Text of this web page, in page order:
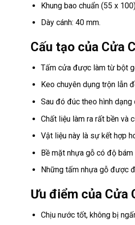
Khung bao chuẩn (55 x
Dày cánh: 40 mm.
Cấu tạo của Cửa
Tấm cửa được làm từ bột
Keo chuyên dụng trộn lẫn
Sau đó đúc theo hình dạng
Chất liệu làm ra rất bền và
Vật liệu này là sự kết hợp
Bề mặt nhựa gỗ có độ
Những tấm nhựa gỗ được
Ưu điểm của Cửa
Chịu nước tốt, không bị